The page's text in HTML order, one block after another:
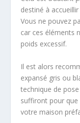
destiné à
Vous ne pouvez
car ces éléments
poids excessif.
Il est alors
expansé gris ou
technique de
suffiront pour
votre maison